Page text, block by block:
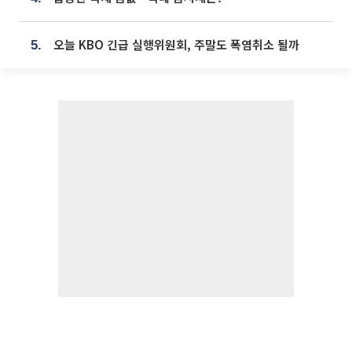
5. 오늘 KBO 긴급 실행위원회, 주말도 폭염취소 될까